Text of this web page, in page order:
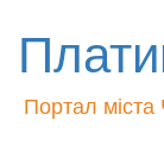
Портал міста